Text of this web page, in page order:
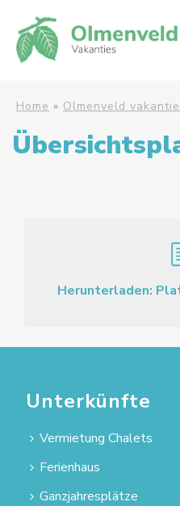
Home » Olmenveld
Herunterladen:
Unterkünfte
Vermietung Chalets
Ferienhaus
Ganzjahresplätze